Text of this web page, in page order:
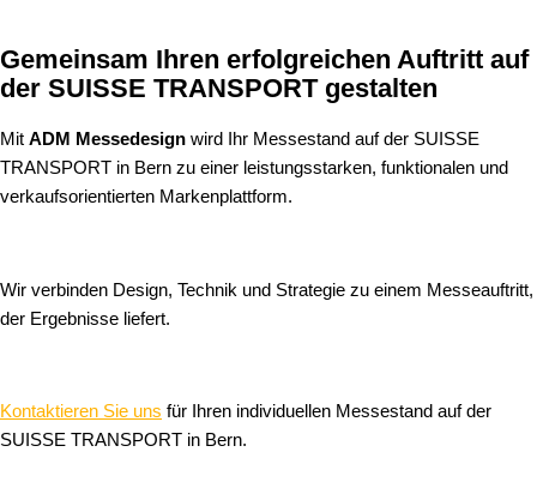
Gemeinsam Ihren erfolgreichen Auftritt auf
der SUISSE TRANSPORT gestalten
Mit ADM Messedesign wird Ihr Messestand auf der SUISSE
TRANSPORT in Bern zu einer leistungsstarken, funktionalen und
verkaufsorientierten Markenplattform.
Wir verbinden Design, Technik und Strategie zu einem Messeauftritt,
der Ergebnisse liefert.
Kontaktieren Sie uns für Ihren individuellen Messestand auf der
SUISSE TRANSPORT in Bern.